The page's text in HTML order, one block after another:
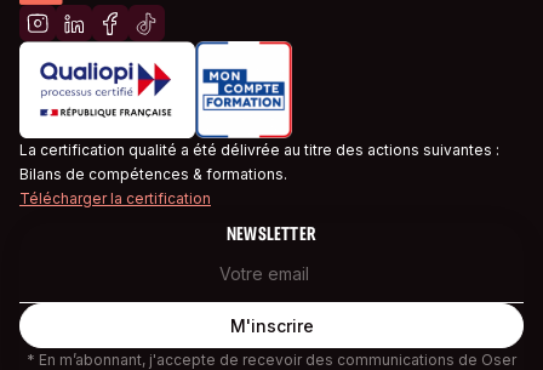
La certification qualité a été délivrée au titre des actions suivantes :
Bilans de compétences & formations.
Télécharger la certification
NEWSLETTER
* En m’abonnant, j'accepte de recevoir des communications de Oser